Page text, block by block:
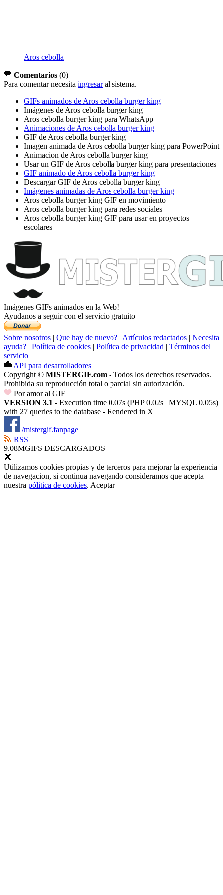
Aros cebolla
Comentarios (0)
Para comentar necesita ingresaral sistema.
GIFs animados de Aros cebolla burger king
Imágenes de Aros cebolla burger king
Aros cebolla burger king para WhatsApp
Animaciones de Aros cebolla burger king
GIF de Aros cebolla burger king
Imagen animada de Aros cebolla burger king para PowerPoint
Animacion de Aros cebolla burger king
Usar un GIF de Aros cebolla burger king para presentaciones
GIF animado de Aros cebolla burger king
Descargar GIF de Aros cebolla burger king
Imágenes animadas de Aros cebolla burger king
Aros cebolla burger king GIF en movimiento
Aros cebolla burger king para redes sociales
Aros cebolla burger king GIF para usar en proyectos
escolares
Imágenes GIFs animados en la Web!
Ayudanos a seguir con el servicio gratuito
Sobre nosotros | Que hay de nuevo? | Artículos redactados | Necesita
ayuda? | Política de cookies | Política de privacidad | Términos del
servicio
API para desarrolladores
Copyright © MISTERGIF.com - Todos los derechos reservados.
Prohibida su reproducción total o parcial sin autorización.
Por amor al GIF
VERSION 3.1 - Execution time 0.07s (PHP 0.02s | MYSQL 0.05s)
with 27 queries to the database - Rendered in X
/mistergif.fanpage
RSS
9.08MGIFS DESCARGADOS
Utilizamos cookies propias y de terceros para mejorar la experiencia
de navegacion, si continua navegando consideramos que acepta
nuestra pólitica de cookies. Aceptar